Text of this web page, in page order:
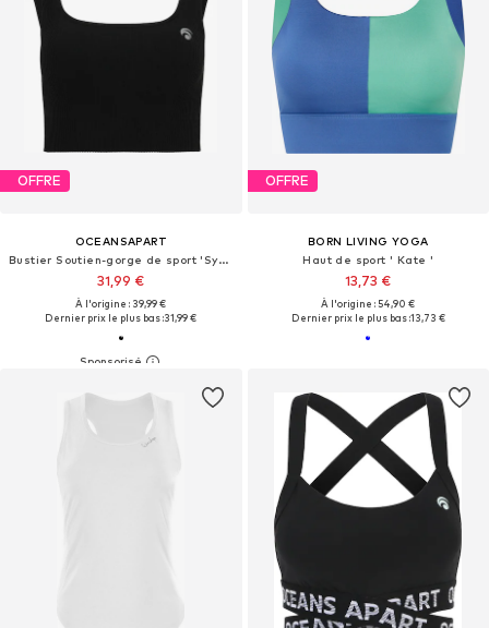
OFFRE
OCEANSAPART
Bustier Soutien-gorge de sport 'Sydney'
31,99 €
À l'origine : 39,99 €
Dernier prix le plus bas :31,99 €
OFFRE
BORN LIVING YOGA
Haut de sport ' Kate '
13,73 €
À l'origine : 54,90 €
Dernier prix le plus bas :13,73 €